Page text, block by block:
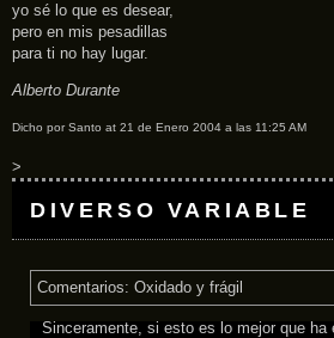
yo sé lo que es desear,
pero en mis pesadillas
para ti no hay lugar.
Alberto Durante
Dicho por Santo at 21 de Enero 2004 a las 11:25 AM
>
DIVERSO VARIABLE
Comentarios: Oxidado y frágil
Sinceramente, si esto es lo mejor que